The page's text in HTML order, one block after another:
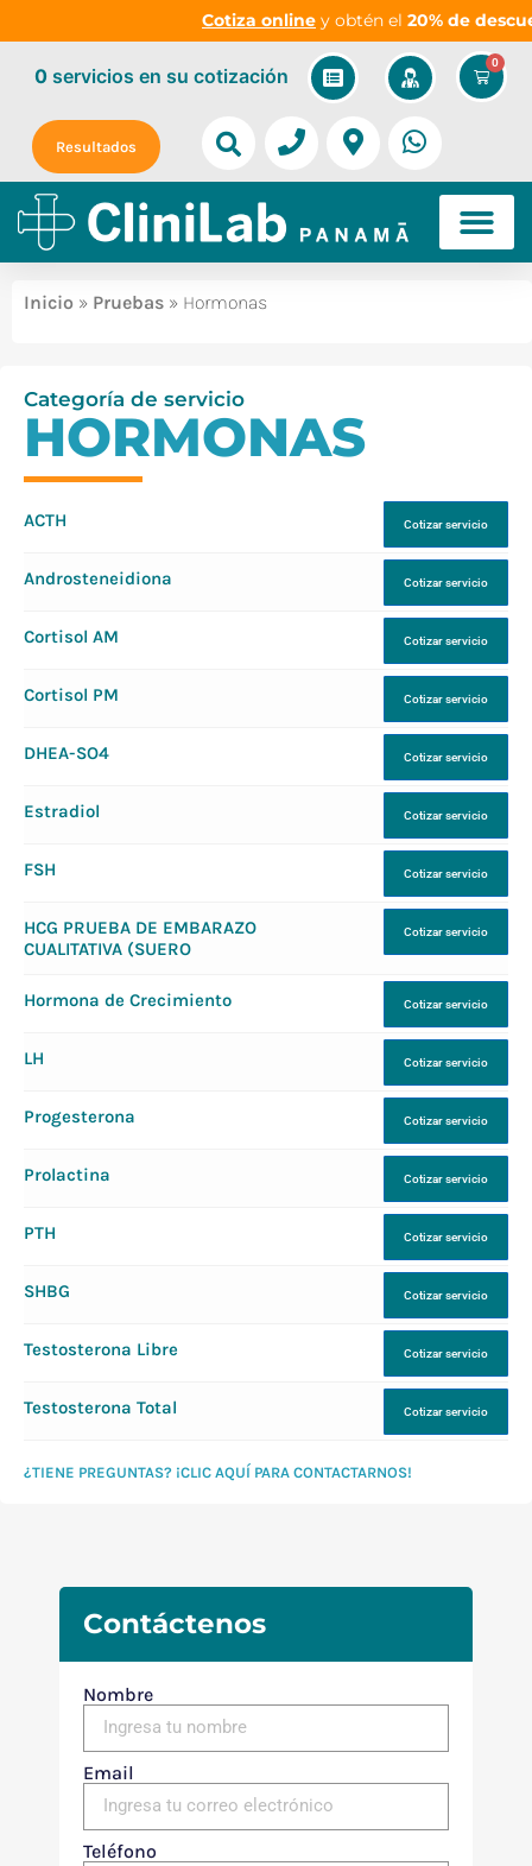
Cotiza onliney obtén el 20% de
0
0servicios en su cotización
Resultados
Inicio » Pruebas » Hormonas
Categoría de servicio
HORMONAS
ACTH Cotizar servicio
Androsteneidiona Cotizar servicio
Cortisol AM Cotizar servicio
Cortisol PM Cotizar servicio
DHEA-SO4 Cotizar servicio
Estradiol Cotizar servicio
FSH Cotizar servicio
HCG PRUEBA DE EMBARAZO
CUALITATIVA (SUERO
Cotizar servicio
Hormona de Crecimiento Cotizar servicio
LH Cotizar servicio
Progesterona Cotizar servicio
Prolactina Cotizar servicio
PTH Cotizar servicio
SHBG Cotizar servicio
Testosterona Libre Cotizar servicio
Testosterona Total Cotizar servicio
¿TIENE PREGUNTAS? ¡CLIC AQUÍ PARA CONTACTARNOS!
Contáctenos
Nombre
Email
Teléfono